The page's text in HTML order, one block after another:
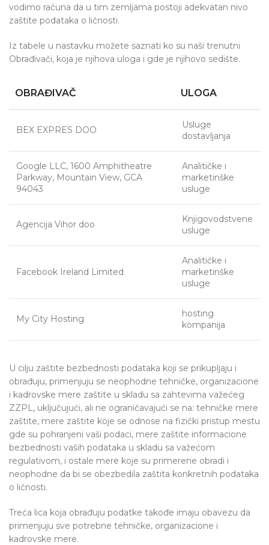
vodimo računa da u tim zemljama postoji adekvatan nivo
zaštite podataka o ličnosti.
Iz tabele u nastavku možete saznati ko su naši trenutni
Obrađivači, koja je njihova uloga i gde je njihovo sedište.
OBRAĐIVAČ ULOGA
BEX EXPRES DOO
Usluge
dostavljanja
Google LLC, 1600 Amphitheatre
Parkway, Mountain View, GCA
94043
Analitičke i
marketinške
usluge
Agencija Vihor doo
Knjigovodstvene
usluge
Facebook Ireland Limited
Analitičke i
marketinške
usluge
My City Hosting
hosting
kompanija
U cilju zaštite bezbednosti podataka koji se prikupljaju i
obrađuju, primenjuju se neophodne tehničke, organizacione
i kadrovske mere zaštite u skladu sa zahtevima važećeg
ZZPL, uključujući, ali ne ograničavajući se na: tehničke mere
zaštite, mere zaštite koje se odnose na fizički pristup mestu
gde su pohranjeni vaši podaci, mere zaštite informacione
bezbednosti vaših podataka u skladu sa važećom
regulativom, i ostale mere koje su primerene obradi i
neophodne da bi se obezbedila zaštita konkretnih podataka
o ličnosti.
Treća lica koja obrađuju podatke takođe imaju obavezu da
primenjuju sve potrebne tehničke, organizacione i
kadrovske mere.